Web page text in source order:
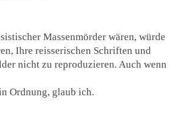
Massenmörder wären, würde
Ihre reisserischen Schriften und
nicht zu reproduzieren. Auch wenn
Ordnung, glaub ich.